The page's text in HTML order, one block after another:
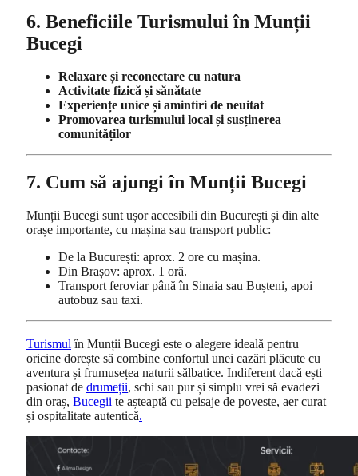
6. Beneficiile Turismului în Munții
Bucegi
Relaxare și reconectare cu natura
Activitate fizică și sănătate
Experiențe unice și amintiri de neuitat
Promovarea turismului local și susținerea
comunităților
7. Cum să ajungi în Munții Bucegi
Munții Bucegi sunt ușor accesibili din București și din alte
orașe importante, cu mașina sau transport public:
De la București: aprox. 2 ore cu mașina.
Din Brașov: aprox. 1 oră.
Transport feroviar până în Sinaia sau Bușteni, apoi
autobuz sau taxi.
Turismul în Munții Bucegi este o alegere ideală pentru
oricine dorește să combine confortul unei cazări plăcute cu
aventura și frumusețea naturii sălbatice. Indiferent dacă ești
pasionat de drumeții, schi sau pur și simplu vrei să evadezi
din oraș, Bucegii te așteaptă cu peisaje de poveste, aer curat
și ospitalitate autentică.